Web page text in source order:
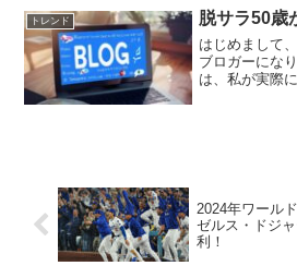
めるサービス
トレンド 脱サラ50歳
はじめまして
ブロガーにな
は、私が実際
2024年ワール
ゼルス・ドジ
利！